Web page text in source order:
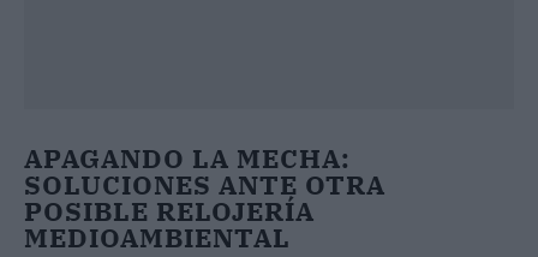
APAGANDO LA MECHA:
SOLUCIONES ANTE OTRA
POSIBLE RELOJERÍA
MEDIOAMBIENTAL